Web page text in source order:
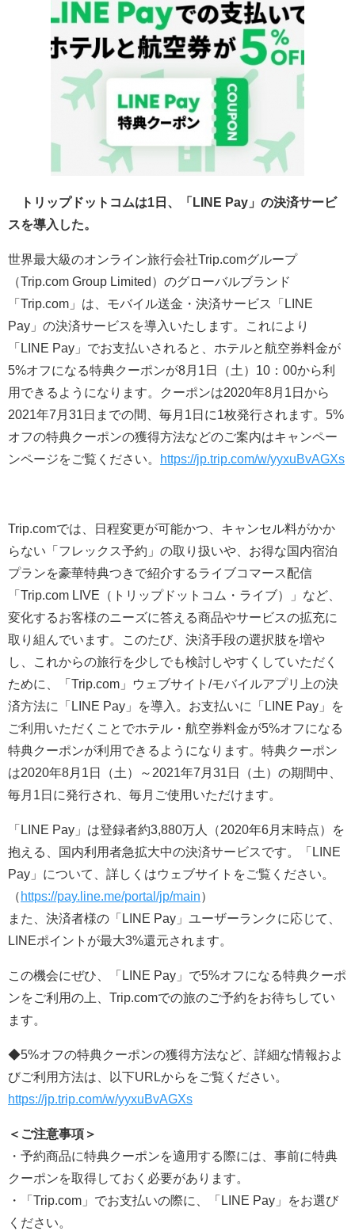
トリップドットコムは1日、「LINE Pay」の決済サービ
スを導入した。
世界最大級のオンライン旅行会社Trip.comグループ
（Trip.com Group Limited）のグローバルブランド
「Trip.com」は、モバイル送金・決済サービス「LINE
Pay」の決済サービスを導入いたします。これにより
「LINE Pay」でお支払いされると、ホテルと航空券料金が
5%オフになる特典クーポンが8月1日（土）10：00から利
用できるようになります。クーポンは2020年8月1日から
2021年7月31日までの間、毎月1日に1枚発行されます。5%
オフの特典クーポンの獲得方法などのご案内はキャンペー
ンページをご覧ください。
https://jp.trip.com/w/yyxuBvAGXs
Trip.comでは、日程変更が可能かつ、キャンセル料がかか
らない「フレックス予約」の取り扱いや、お得な国内宿泊
プランを豪華特典つきで紹介するライブコマース配信
「Trip.com LIVE（トリップドットコム・ライブ）」など、
変化するお客様のニーズに答える商品やサービスの拡充に
取り組んでいます。このたび、決済手段の選択肢を増や
し、これからの旅行を少しでも検討しやすくしていただく
ために、「Trip.com」ウェブサイト/モバイルアプリ上の決
済方法に「LINE Pay」を導入。お支払いに「LINE Pay」を
ご利用いただくことでホテル・航空券料金が5%オフになる
特典クーポンが利用できるようになります。特典クーポン
は2020年8月1日（土）～2021年7月31日（土）の期間中、
毎月1日に発行され、毎月ご使用いただけます。
「LINE Pay」は登録者約3,880万人（2020年6月末時点）を
抱える、国内利用者急拡大中の決済サービスです。「LINE
Pay」について、詳しくはウェブサイトをご覧ください。
（ https://pay.line.me/portal/jp/main）
また、決済者様の「LINE Pay」ユーザーランクに応じて、
LINEポイントが最大3%還元されます。
この機会にぜひ、「LINE Pay」で5%オフになる特典クーポ
ンをご利用の上、Trip.comでの旅のご予約をお待ちしてい
ます。
◆5%オフの特典クーポンの獲得方法など、詳細な情報およ
びご利用方法は、以下URLからをご覧ください。
https://jp.trip.com/w/yyxuBvAGXs
＜ご注意事項＞
・予約商品に特典クーポンを適用する際には、事前に特典
クーポンを取得しておく必要があります。
・「Trip.com」でお支払いの際に、「LINE Pay」をお選び
ください。